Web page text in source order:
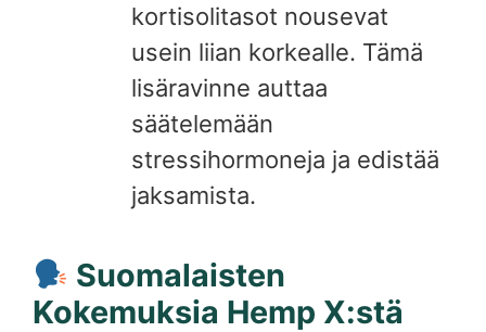
kortisolitasot nousevat
usein liian korkealle. Tämä
lisäravinne auttaa
säätelemään
stressihormoneja ja edistää
jaksamista.
Suomalaisten
Kokemuksia Hemp X:stä